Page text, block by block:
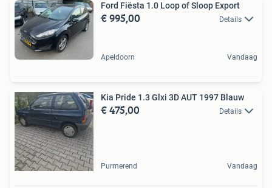
Ford Fiësta 1.0 Loop of Sloop Export
€ 995,00 Details
Apeldoorn Vandaag
Kia Pride 1.3 Glxi 3D AUT 1997 Blauw
€ 475,00 Details
Purmerend Vandaag